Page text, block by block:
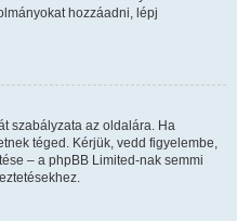
hozzáadni, lépj
szabályzata az oldalára. Ha
téged. Kérjük, vedd figyelembe,
– a phpBB Limited-nak semmi